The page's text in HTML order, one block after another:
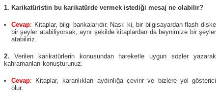
1. Karikatüristin bu karikatürde vermek istediği mesaj ne olabilir?
Cevap: Kitaplar, bilgi bankalarıdır. Nasıl ki, bir bilgisayardan flash diske
bir şeyler atabiliyorsak, aynı şekilde kitaplardan da beynimize bir şeyler
atabiliriz.
2. Verilen karikatürlerin konusundan hareketle uygun sözler yazarak
kahramanları konuşturunuz.
Cevap: Kitaplar, karanlıkları aydınlığa çevirir ve bizlere yol gösterici
olur.